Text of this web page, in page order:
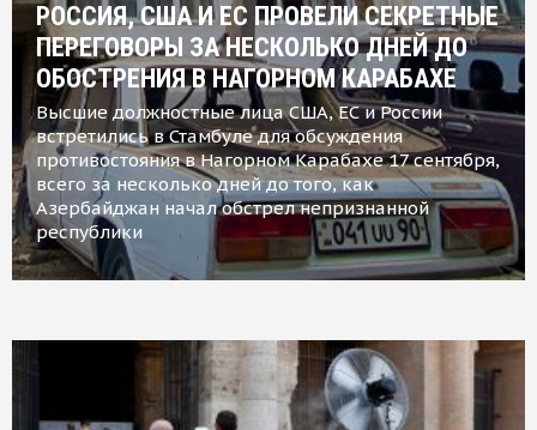
РОССИЯ, США И ЕС ПРОВЕЛИ СЕКРЕТНЫЕ
ПЕРЕГОВОРЫ ЗА НЕСКОЛЬКО ДНЕЙ ДО
ОБОСТРЕНИЯ В НАГОРНОМ КАРАБАХЕ
Высшие должностные лица США, ЕС и России
встретились в Стамбуле для обсуждения
противостояния в Нагорном Карабахе 17 сентября,
всего за несколько дней до того, как
Азербайджан начал обстрел непризнанной
республики